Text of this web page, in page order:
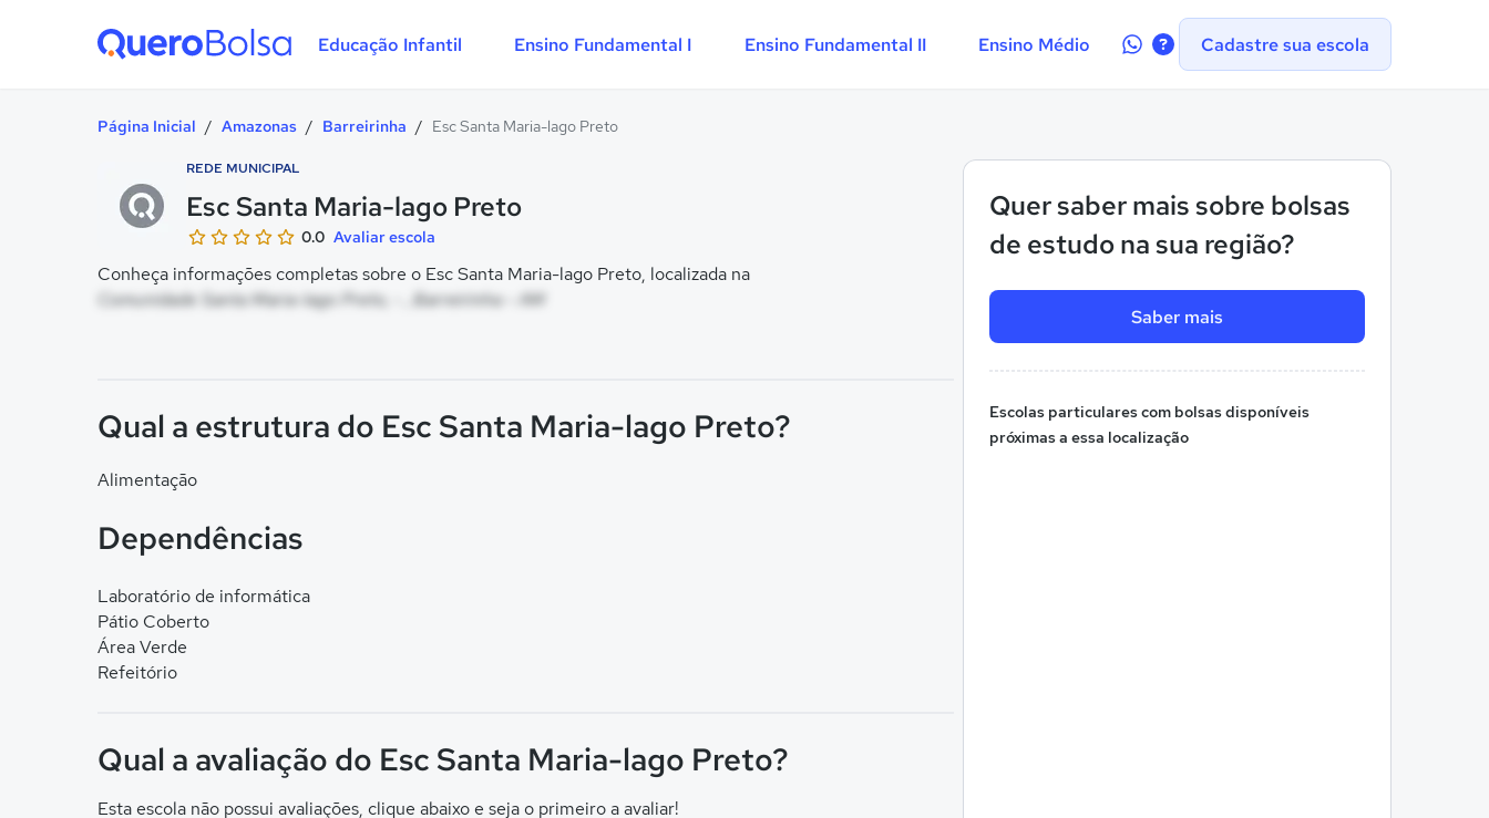
Educação Infantil Ensino Fundamental I Ensino Fundamental II Ensino Médio
Contate-Cadastre sua escola
Página Inicial / Amazonas / Barreirinha / Esc Santa Maria-lago Preto
REDE MUNICIPAL
Esc Santa Maria-lago Preto
0.0 Avaliar escola
Conheça informações completas sobre o Esc Santa Maria-lago Preto, localizada na
Comunidade Santa Maria-lago Preto, - , Barreirinha - AM
Quer saber mais sobre bolsas
de estudo na sua região?
Saber mais
Escolas particulares com bolsas disponíveis
próximas a essa localização
Qual a estrutura do Esc Santa Maria-lago Preto?
Alimentação
Dependências
Laboratório de informática
Pátio Coberto
Área Verde
Refeitório
Qual a avaliação do Esc Santa Maria-lago Preto?
Esta escola não possui avaliações, clique abaixo e seja o primeiro a avaliar!